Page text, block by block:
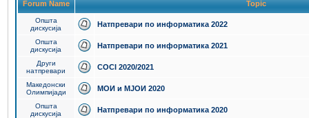
Forum Name Topic
Општа
дискусија
Натпревари по информатика 2022
Општа
дискусија
Натпревари по информатика 2021
Други
натпревари
COCI 2020/2021
Македонски
Олимпијади
МОИ и МЈОИ 2020
Општа
дискусија
Натпревари по информатика 2020